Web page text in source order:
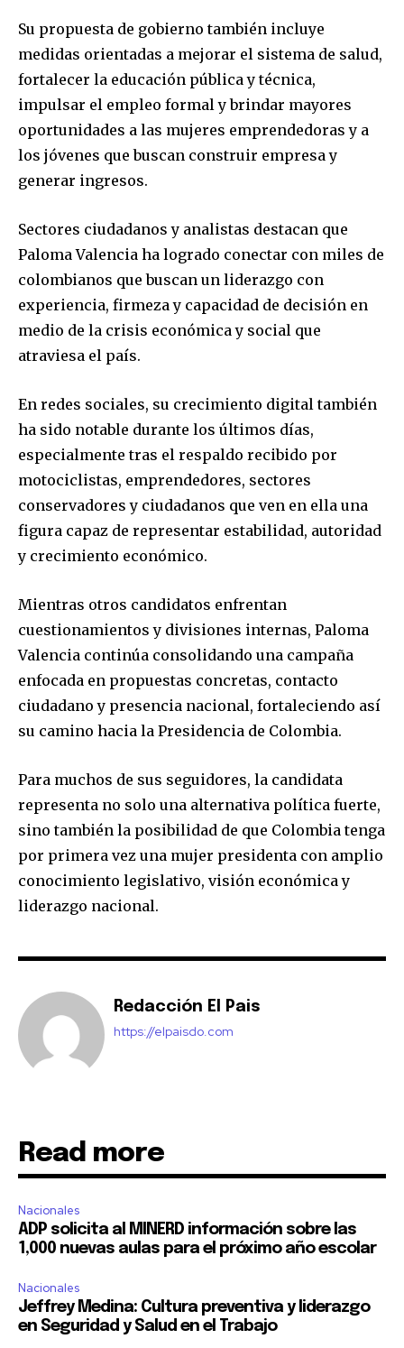
Su propuesta de gobierno también incluye
medidas orientadas a mejorar el sistema de salud,
fortalecer la educación pública y técnica,
impulsar el empleo formal y brindar mayores
oportunidades a las mujeres emprendedoras y a
los jóvenes que buscan construir empresa y
generar ingresos.
Sectores ciudadanos y analistas destacan que
Paloma Valencia ha logrado conectar con miles de
colombianos que buscan un liderazgo con
experiencia, firmeza y capacidad de decisión en
medio de la crisis económica y social que
atraviesa el país.
En redes sociales, su crecimiento digital también
ha sido notable durante los últimos días,
especialmente tras el respaldo recibido por
motociclistas, emprendedores, sectores
conservadores y ciudadanos que ven en ella una
figura capaz de representar estabilidad, autoridad
y crecimiento económico.
Mientras otros candidatos enfrentan
cuestionamientos y divisiones internas, Paloma
Valencia continúa consolidando una campaña
enfocada en propuestas concretas, contacto
ciudadano y presencia nacional, fortaleciendo así
su camino hacia la Presidencia de Colombia.
Para muchos de sus seguidores, la candidata
representa no solo una alternativa política fuerte,
sino también la posibilidad de que Colombia tenga
por primera vez una mujer presidenta con amplio
conocimiento legislativo, visión económica y
liderazgo nacional.
Redacción El Pais
https://elpaisdo.com
Read more
Nacionales
ADP solicita al MINERD información sobre las
1,000 nuevas aulas para el próximo año escolar
Nacionales
Jeffrey Medina: Cultura preventiva y liderazgo
en Seguridad y Salud en el Trabajo